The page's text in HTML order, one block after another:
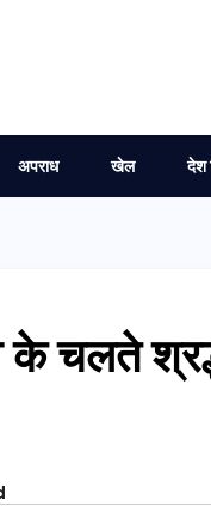
अपराध खेल देश
के चलते